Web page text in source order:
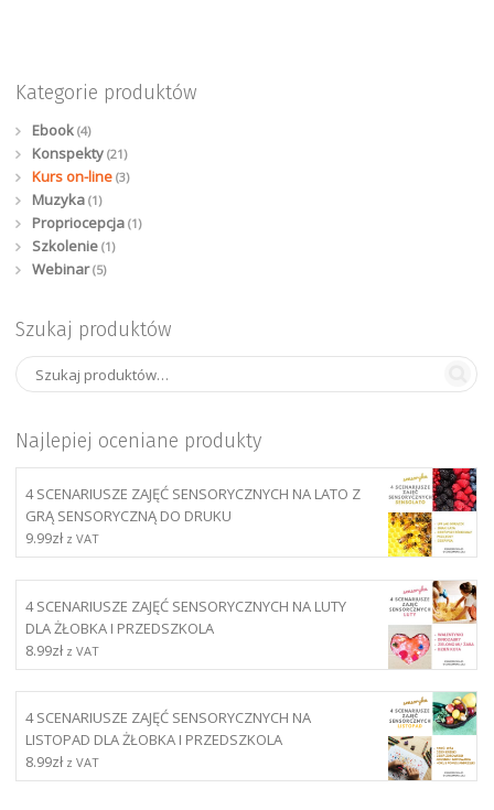
Kategorie produktów
Ebook (4)
Konspekty (21)
Kurs on-line (3)
Muzyka (1)
Propriocepcja (1)
Szkolenie (1)
Webinar (5)
Szukaj produktów
Najlepiej oceniane produkty
4 SCENARIUSZE ZAJĘĆ SENSORYCZNYCH NA LATO Z
GRĄ SENSORYCZNĄ DO DRUKU
9.99zł z VAT
4 SCENARIUSZE ZAJĘĆ SENSORYCZNYCH NA LUTY
DLA ŻŁOBKA I PRZEDSZKOLA
8.99zł z VAT
4 SCENARIUSZE ZAJĘĆ SENSORYCZNYCH NA
LISTOPAD DLA ŻŁOBKA I PRZEDSZKOLA
8.99zł z VAT